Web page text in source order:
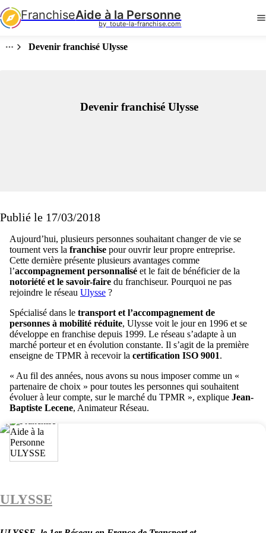
FranchiseAide à la Personne
by  toute-la-franchise.com
Devenir franchisé Ulysse
Devenir franchisé Ulysse
Publié le 17/03/2018
Aujourd’hui, plusieurs personnes souhaitant changer de vie se
tournent vers la franchise pour ouvrir leur propre entreprise.
Cette dernière présente plusieurs avantages comme
l’accompagnement personnalisé et le fait de bénéficier de la
notoriété et le savoir-faire du franchiseur. Pourquoi ne pas
rejoindre le réseau Ulysse ?
Spécialisé dans le transport et l’accompagnement de
personnes à mobilité réduite, Ulysse voit le jour en 1996 et se
développe en franchise depuis 1999. Le réseau s’adapte à un
marché porteur et en évolution constante. Il s’agit de la première
enseigne de TPMR à recevoir la certification ISO 9001.
« Au fil des années, nous avons su nous imposer comme un «
partenaire de choix » pour toutes les personnes qui souhaitent
évoluer à leur compte, sur le marché du TPMR », explique Jean-
Baptiste Lecene, Animateur Réseau.
ULYSSE